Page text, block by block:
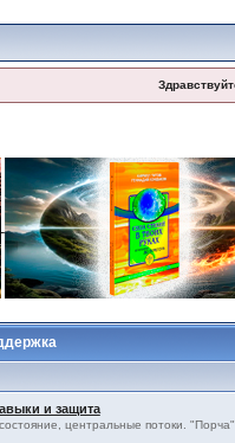
и защита
центральные потоки.